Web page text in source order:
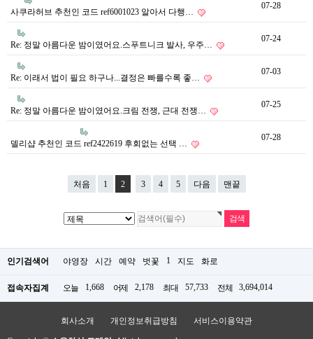
사쿠라허브 추천인 코드 ref6001023 알아서 다행…
07-28
Re: 정말 아름다운 밤이였어요.스푸트니크 발사, 우주…
07-24
Re: 이래서 법이 필요 하구나...결정은 빠를수록 좋…
07-03
Re: 정말 아름다운 밤이였어요.크림 전쟁, 근대 전쟁…
07-25
델리샵 추천인 코드 ref2422619 후회없는 선택 …
07-28
처음 1 2 3 4 5 다음 맨끝
인기검색어 야영장 시간 예약 벗꽃 1 지도 화로
접속자집계 오늘 1,668 어제 2,178 최대 57,733 전체 3,694,014
회사소개 개인정보취급방침 서비스이용약관